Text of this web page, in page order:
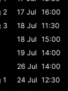
2 17 Jul
16:00
3 18 Jul 11:30
18 Jul 15:00
19 Jul 14:00
26 Jul 14:00
1 24 Jul 12:30